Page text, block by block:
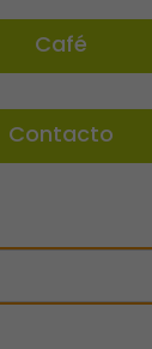
Café
Contacto